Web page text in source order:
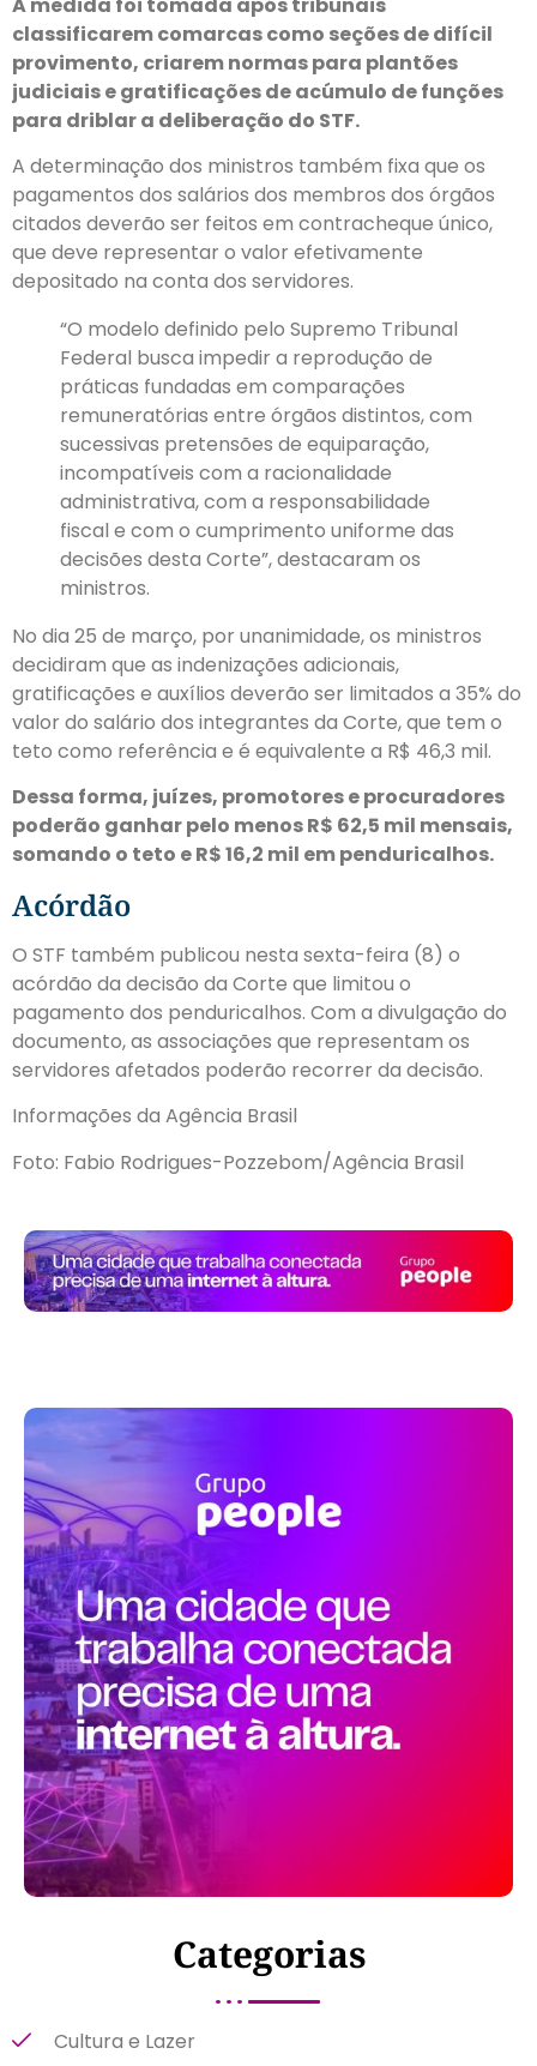
classificarem comarcas como seções de difícil
provimento, criarem normas para plantões
judiciais e gratificações de acúmulo de funções
para driblar a deliberação do STF.
A determinação dos ministros também fixa que os
pagamentos dos salários dos membros dos órgãos
citados deverão ser feitos em contracheque único,
que deve representar o valor efetivamente
depositado na conta dos servidores.
“O modelo definido pelo Supremo Tribunal
Federal busca impedir a reprodução de
práticas fundadas em comparações
remuneratórias entre órgãos distintos, com
sucessivas pretensões de equiparação,
incompatíveis com a racionalidade
administrativa, com a responsabilidade
fiscal e com o cumprimento uniforme das
decisões desta Corte”, destacaram os
ministros.
No dia 25 de março, por unanimidade, os ministros
decidiram que as indenizações adicionais,
gratificações e auxílios deverão ser limitados a 35% do
valor do salário dos integrantes da Corte, que tem o
teto como referência e é equivalente a R$ 46,3 mil.
Dessa forma, juízes, promotores e procuradores
poderão ganhar pelo menos R$ 62,5 mil mensais,
somando o teto e R$ 16,2 mil em penduricalhos.
Acórdão
O STF também publicou nesta sexta-feira (8) o
acórdão da decisão da Corte que limitou o
pagamento dos penduricalhos. Com a divulgação do
documento, as associações que representam os
servidores afetados poderão recorrer da decisão.
Informações da Agência Brasil
Foto: Fabio Rodrigues-Pozzebom/Agência Brasil
Categorias
Cultura e Lazer